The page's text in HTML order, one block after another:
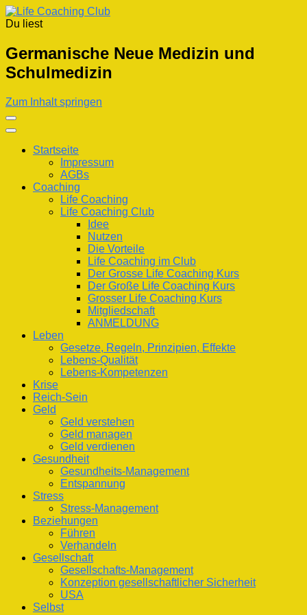
Du liest
Germanische Neue Medizin und
Schulmedizin
Zum Inhalt springen
Startseite
Impressum
AGBs
Coaching
Life Coaching
Life Coaching Club
Idee
Nutzen
Die Vorteile
Life Coaching im Club
Der Grosse Life Coaching Kurs
Der Große Life Coaching Kurs
Grosser Life Coaching Kurs
Mitgliedschaft
ANMELDUNG
Leben
Gesetze, Regeln, Prinzipien, Effekte
Lebens-Qualität
Lebens-Kompetenzen
Krise
Reich-Sein
Geld
Geld verstehen
Geld managen
Geld verdienen
Gesundheit
Gesundheits-Management
Entspannung
Stress
Stress-Management
Beziehungen
Führen
Verhandeln
Gesellschaft
Gesellschafts-Management
Konzeption gesellschaftlicher Sicherheit
USA
Selbst